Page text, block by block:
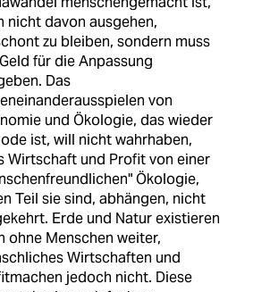
nicht davon ausgehen,
zu bleiben, sondern muss
für die Anpassung
Das
von
und Ökologie, das wieder
ist, will nicht wahrhaben,
Wirtschaft und Profit von einer
Ökologie,
Teil sie sind, abhängen, nicht
Erde und Natur existieren
ohne Menschen weiter,
Wirtschaften und
jedoch nicht. Diese